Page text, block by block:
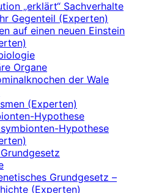
„erklärt“ Sachverhalte
Gegenteil (Experten)
auf einen neuen Einstein
Organe
der Wale
(Experten)
Hypothese
Hypothese
Grundgesetz –
(Experten)